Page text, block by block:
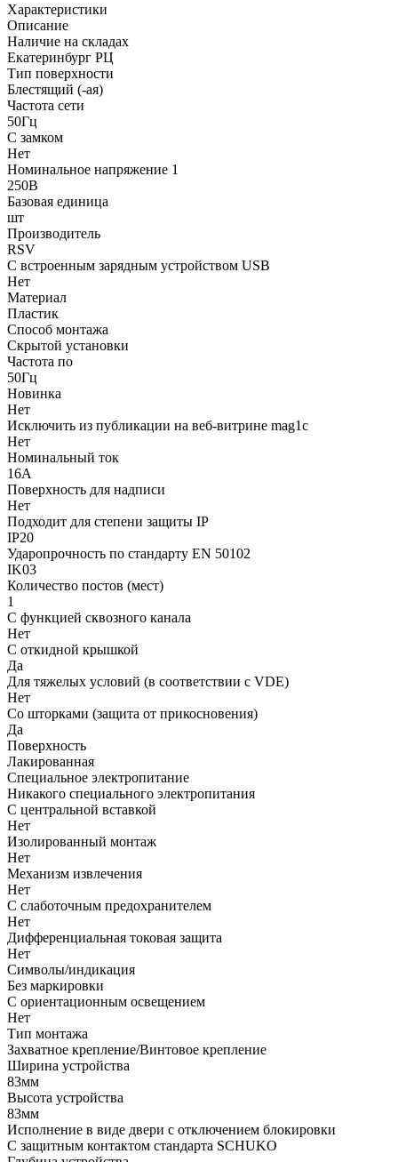
Характеристики
Описание
Наличие на складах
Екатеринбург РЦ
Тип поверхности
Блестящий (-ая)
Частота сети
50Гц
С замком
Нет
Номинальное напряжение 1
250В
Базовая единица
шт
Производитель
RSV
С встроенным зарядным устройством USB
Нет
Материал
Пластик
Способ монтажа
Скрытой установки
Частота по
50Гц
Новинка
Нет
Исключить из публикации на веб-витрине mag1c
Нет
Номинальный ток
16А
Поверхность для надписи
Нет
Подходит для степени защиты IP
IP20
Ударопрочность по стандарту EN 50102
IK03
Количество постов (мест)
1
С функцией сквозного канала
Нет
С откидной крышкой
Да
Для тяжелых условий (в соответствии с VDE)
Нет
Со шторками (защита от прикосновения)
Да
Поверхность
Лакированная
Cпециальное электропитание
Никакого специального электропитания
С центральной вставкой
Нет
Изолированный монтаж
Нет
Механизм извлечения
Нет
С слаботочным предохранителем
Нет
Дифференциальная токовая защита
Нет
Символы/индикация
Без маркировки
С ориентационным освещением
Нет
Тип монтажа
Захватное крепление/Винтовое крепление
Ширина устройства
83мм
Высота устройства
83мм
Исполнение в виде двери с отключением блокировки
С защитным контактом стандарта SCHUKO